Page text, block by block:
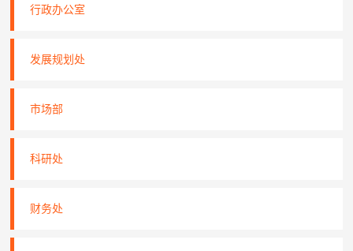
行政办公室
发展规划处
市场部
科研处
财务处